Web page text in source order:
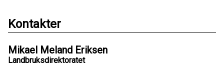
Kontakter
Mikael Meland Eriksen
Landbruksdirektoratet